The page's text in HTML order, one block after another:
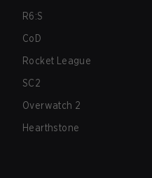
R6:S
CoD
Rocket League
SC2
Overwatch 2
Hearthstone